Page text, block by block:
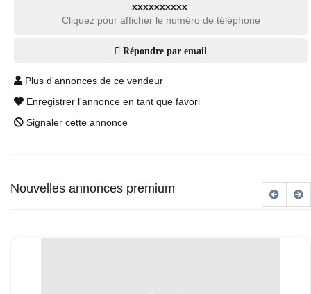
xxxxxxxxxx
Cliquez pour afficher le numéro de téléphone
Répondre par email
Plus d'annonces de ce vendeur
Enregistrer l'annonce en tant que favori
Signaler cette annonce
Nouvelles annonces premium